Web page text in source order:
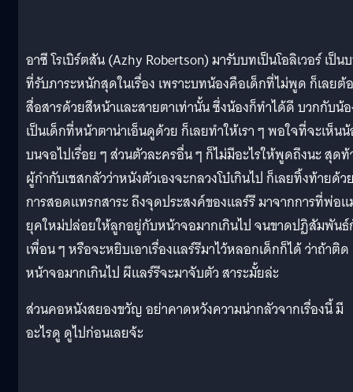
อาซี โรเบิร์ตสัน (Azhy Robertson) มารับบทเป็นโอลิเวอร์ เป็น
ที่รับภาระหนักสุดในเรื่อง เพราะบทน้องคือเด็กที่ไม่พูด ก็เลยต้
สื่อสารด้วยสีหน้าและสายตาเท่านั้น ซึ่งน้องก็ทำได้ดี บวกกับน้
เป็นเด็กที่หน้าตาน่าเอ็นดูด้วย ก็เลยทำให้เรา ๆ พอใจที่จะเห็น
บนจอไปเรื่อย ๆ ส่วนตัวละครอื่น ๆ ก็ไม่มีอะไรให้พูดถึงนะ สุด
ผู้กำกับเชสกลัวว่าหนังตัวเองจะกลวงโบ๋เกินไป ก็เลยทิ้งท้ายด้ว
การสอดแทรกสาระ ถึงจุดประสงค์ของแลร์รี มาจากการที่พ่อ
ยุคใหม่ปล่อยให้ลูกอยู่กับหน้าจอมากเกินไป จนขาดปฏิสัมพัน
เพื่อน ๆ หรือจะหยิบเอาเรื่องแลร์รีมาไว้หลอกเด็กก็ได้ ว่าถ้าติด
หน้าจอมากเกินไป ผีแลร์รีจะมาจับตัว สาระมั้ยล่ะ
ส่วนคอหนังสยองขวัญ อย่าคาดหวังความน่ากลัวจากเรื่องนี้ มี
อะไรดู ดูไปก่อนเลยจ้ะ